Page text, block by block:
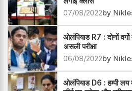
ओलंपियाड R8 : बेमिशाल
लगाई क्लास
07/08/2022 by
ओलंपियाड R7 : दोनों
असली परीक्षा
06/08/2022 by